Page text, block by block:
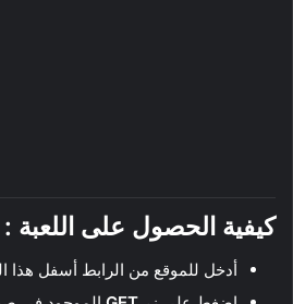
كيفية الحصول على اللعبة :
أدخل للموقع من الرابط أسفل هذا